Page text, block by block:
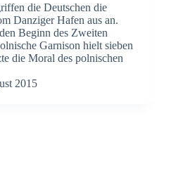
die Deutschen die
Danziger Hafen aus an.
Beginn des Zweiten
Garnison hielt sieben
die Moral des polnischen
2015